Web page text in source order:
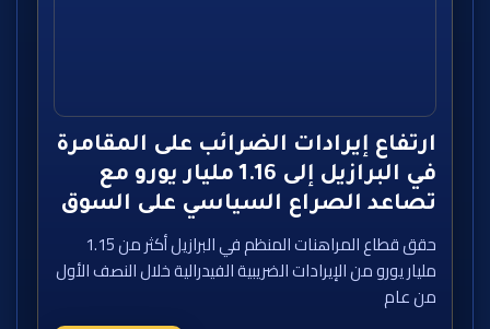
ارتفاع إيرادات الضرائب على المقامرة
في البرازيل إلى 1.16 مليار يورو مع
تصاعد الصراع السياسي على السوق
حقق قطاع المراهنات المنظم في البرازيل أكثر من 1.15
مليار يورو من الإيرادات الضريبية الفيدرالية خلال النصف الأول
من عام